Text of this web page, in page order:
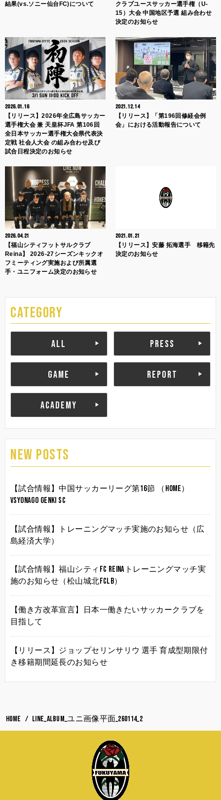
結果(vs.ソニー仙台FC)について
クラブユースサッカー選手権（U-
15）大会 中国地区予選 組み合わせ
決定のお知らせ
2026.01.16
【リリース】2026年全広島サッカー
選手権大会 兼 天皇杯JFA 第106回
全日本サッカー選手権大会県代表決
定戦 社会人大会 の組み合わせ及び
試合日程決定のお知らせ
2021.12.14
【リリース】「第196回修経会例
会」における活動報告について
2026.04.21
【福山シティフットサルクラブ
Reina】 2026-27シーズンキックオ
フミーティング実施および所属選
手・ユニフォーム決定のお知らせ
2021.01.21
【リリース】安藤 拓海選手 移籍先
決定のお知らせ
CATEGORY
ALL PRESS
GAME REPORT
ACADEMY
NEW POSTS
【試合情報】中国サッカーリーグ第16節 （HOME）
vsYonago Genki SC
【試合情報】トレーニングマッチ実施のお知らせ（広
島経済大学）
【試合情報】福山シティFC Reinaトレーニングマッチ実
施のお知らせ（松山城北FCLB）
【働き方改革宣言】日本一働きたいサッカークラブを
目指して
【リリース】ジョップセリンサリウ 選手 育成型期限付
き移籍期間延長のお知らせ
HOME LINE_ALBUM_ユニ画像平面_260114_2